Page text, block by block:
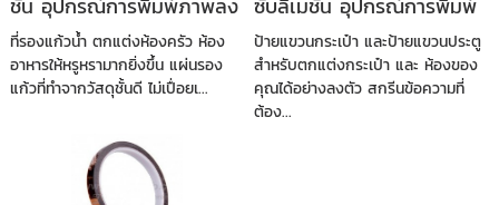
วัสดุ
ที่รองแก้วน้ำ ตกแต่งห้องครัว ห้อง
อาหารให้หรูหรามากยิ่งขึ้น แผ่นรอง
แก้วที่ทำจากวัสดุชั้นดี ไม่เปื่อยเ...
ภาพลงวัสดุ
ป้ายแขวนกระเป๋า และป้ายแขวนประตู
สำหรับตกแต่งกระเป๋า และ ห้องของ
คุณได้อย่างลงตัว สกรีนข้อความที่
ต้อง...